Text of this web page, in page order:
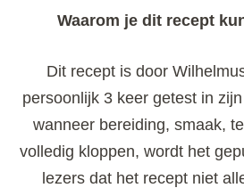
Waarom je dit recept
Dit recept is door
persoonlijk 3 keer getest in
wanneer bereiding, smaak,
volledig kloppen, wordt het
lezers dat het recept niet